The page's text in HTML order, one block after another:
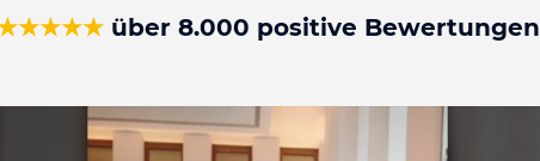
über 8.000 positive Bewertungen